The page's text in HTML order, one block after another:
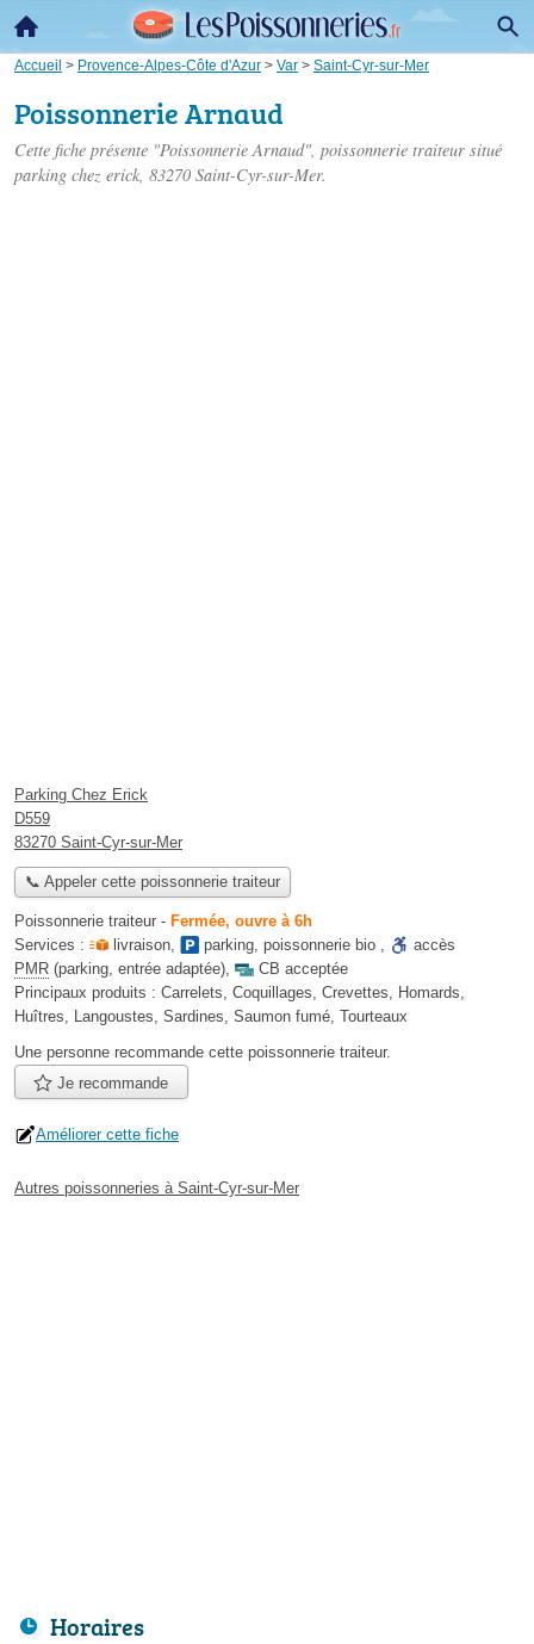
Accueil > Provence-Alpes-Côte d'Azur > Var > Saint-Cyr-sur-Mer
Poissonnerie Arnaud
Cette fiche présente "Poissonnerie Arnaud", poissonnerie traiteur situé
parking chez erick, 83270 Saint-Cyr-sur-Mer.
Parking Chez Erick
D559
83270 Saint-Cyr-sur-Mer
📞 Appeler cette poissonnerie traiteur
Poissonnerie traiteur - Fermée, ouvre à 6h
Services :
livraison, parking, poissonnerie bio ,
accès
PMR (parking, entrée adaptée),
CB acceptée
Principaux produits : Carrelets, Coquillages, Crevettes, Homards,
Huîtres, Langoustes, Sardines, Saumon fumé, Tourteaux
Une personne recommande cette poissonnerie traiteur.
Je recommande
Améliorer cette fiche
Autres poissonneries à Saint-Cyr-sur-Mer
Horaires